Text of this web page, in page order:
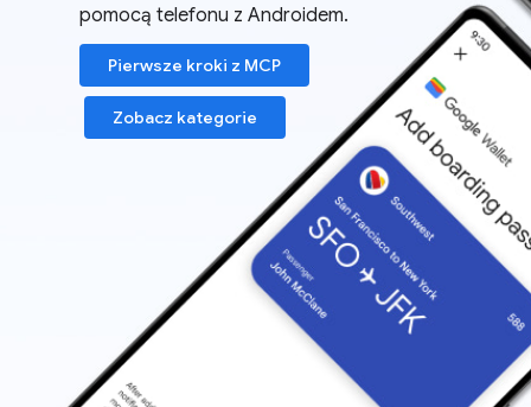
pomocą telefonu z Androidem.
Pierwsze kroki z MCP
Zobacz kategorie